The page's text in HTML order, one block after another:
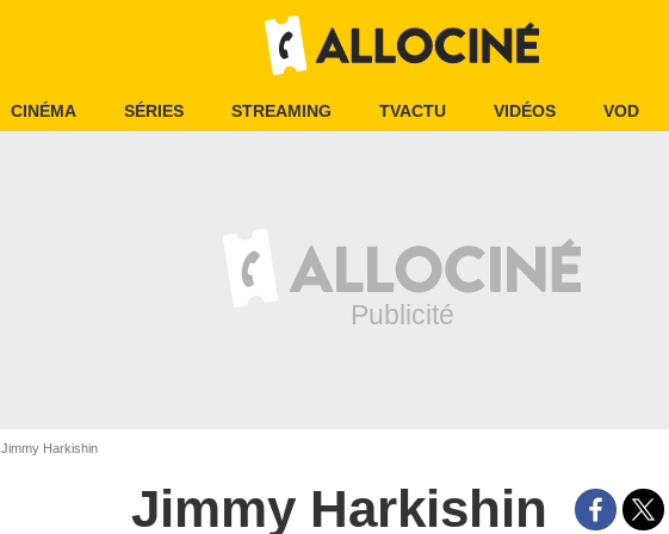
CINÉMA SÉRIES STREAMING TVACTU VIDÉOS VOD
Jimmy Harkishin
Jimmy Harkishin